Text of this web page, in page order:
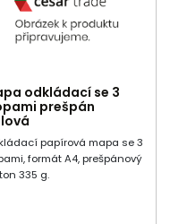
odkládací se 3
prešpán
papírová mapa se 3
formát A4, prešpánový
335 g.